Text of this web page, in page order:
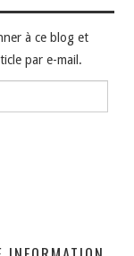
à ce blog et
par e-mail.